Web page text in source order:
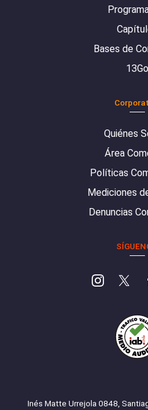
Bases de
13Go
Quiénes
Área
Políticas
Mediciones
Denuncias
Inés Matte Urrejola 0848,